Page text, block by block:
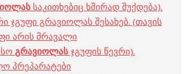
საკითხებიც ხშირად შუქდება).
ჯგუფი გრავიოლას შესახებ. (თავის
არის მრავალი
გრავიოლას ჯგუფის წევრი).
პრეპარატები